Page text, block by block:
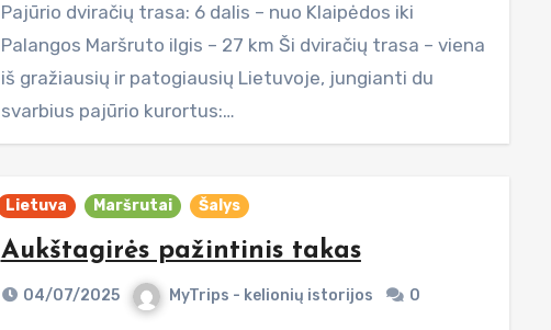
Pajūrio dviračių trasa: 6 dalis – nuo Klaipėdos iki
Palangos Maršruto ilgis – 27 km Ši dviračių trasa – viena
iš gražiausių ir patogiausių Lietuvoje, jungianti du
svarbius pajūrio kurortus:…
Lietuva Maršrutai Šalys
Aukštagirės pažintinis takas
04/07/2025 MyTrips - kelionių istorijos 0